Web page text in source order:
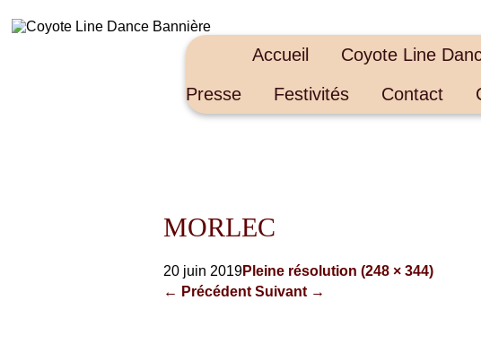
Accueil Coyote Line
Presse
Festivités Contact
MORLEC
20 juin 2019Pleine résolution (248 × 344)
← Précédent Suivant →